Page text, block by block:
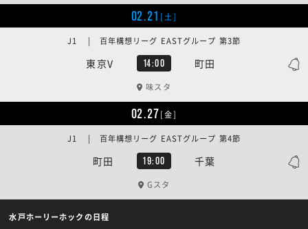
02.21 [土]
東京V 14:00 町田
J1 | 百年構想リーグ EASTグループ 第3節
味スタ
02.27[金]
町田 19:00 千葉
J1 | 百年構想リーグ EASTグループ 第4節
Gスタ
水戸ホーリーホックの日程